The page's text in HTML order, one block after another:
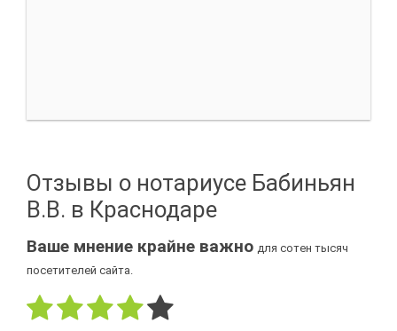
Отзывы о нотариусе Бабиньян
В.В. в Краснодаре
Ваше мнение крайне важно для сотен тысяч
посетителей сайта.